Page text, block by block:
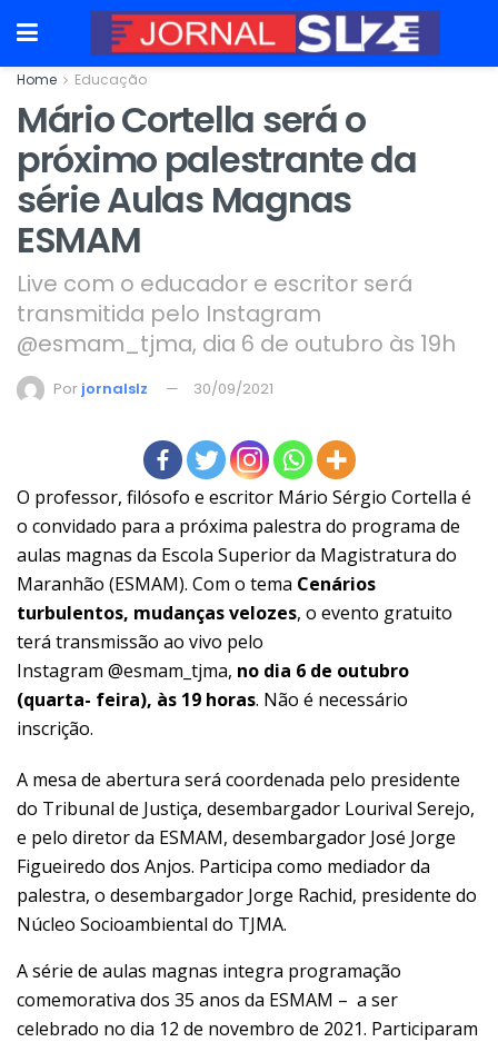
Home Educação
Mário Cortella será o
próximo palestrante da
série Aulas Magnas
ESMAM
Live com o educador e escritor será
transmitida pelo Instagram
@esmam_tjma, dia 6 de outubro às 19h
Por jornalslz 30/09/2021
O professor, filósofo e escritor Mário Sérgio Cortella é
o convidado para a próxima palestra do programa de
aulas magnas da Escola Superior da Magistratura do
Maranhão (ESMAM). Com o tema Cenários
turbulentos, mudanças velozes, o evento gratuito
terá transmissão ao vivo pelo
Instagram @esmam_tjma, no dia 6 de outubro
(quarta- feira), às 19 horas. Não é necessário
inscrição.
A mesa de abertura será coordenada pelo presidente
do Tribunal de Justiça, desembargador Lourival Serejo,
e pelo diretor da ESMAM, desembargador José Jorge
Figueiredo dos Anjos. Participa como mediador da
palestra, o desembargador Jorge Rachid, presidente do
Núcleo Socioambiental do TJMA.
A série de aulas magnas integra programação
comemorativa dos 35 anos da ESMAM – a ser
celebrado no dia 12 de novembro de 2021. Participaram